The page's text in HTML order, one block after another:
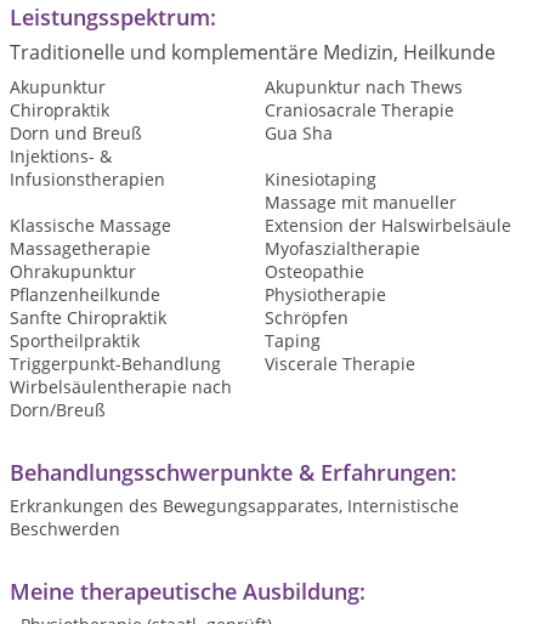
Leistungsspektrum:
Traditionelle und komplementäre Medizin, Heilkunde
Akupunktur
Akupunktur nach Thews
Chiropraktik
Craniosacrale Therapie
Dorn und Breuß
Gua Sha
Injektions- &
Infusionstherapien
Kinesiotaping
Klassische Massage
Massage mit manueller
Extension der Halswirbelsäule
Massagetherapie
Myofaszialtherapie
Ohrakupunktur
Osteopathie
Pflanzenheilkunde
Physiotherapie
Sanfte Chiropraktik
Schröpfen
Sportheilpraktik
Taping
Triggerpunkt-Behandlung
Viscerale Therapie
Wirbelsäulentherapie nach
Dorn/Breuß
Behandlungsschwerpunkte & Erfahrungen:
Erkrankungen des Bewegungsapparates, Internistische
Beschwerden
Meine therapeutische Ausbildung: